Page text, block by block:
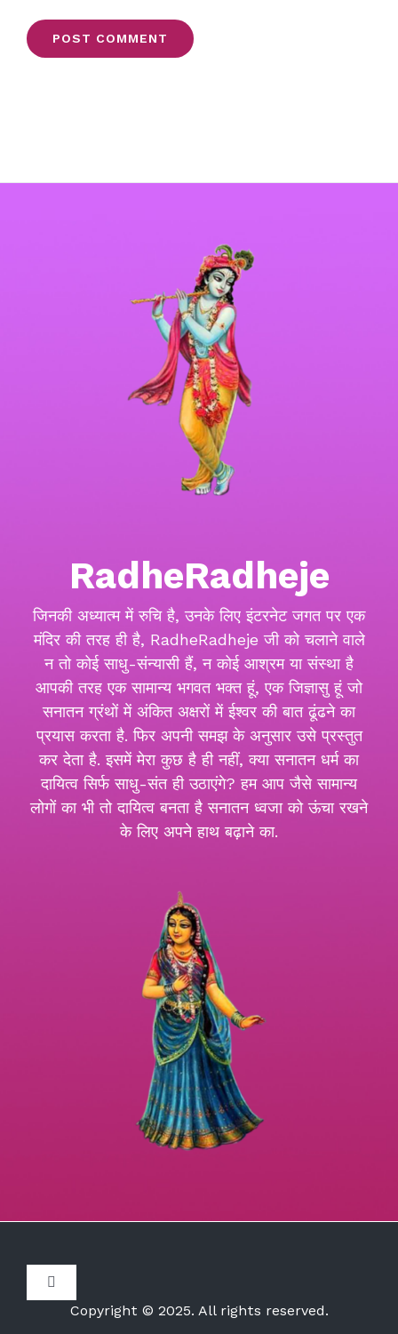
RadheRadheje
जिनकी अध्यात्म में रुचि है, उनके लिए इंटरनेट जगत पर एक
मंदिर की तरह ही है, RadheRadheje जी को चलाने वाले
न तो कोई साधु-संन्यासी हैं, न कोई आश्रम या संस्था है
आपकी तरह एक सामान्य भगवत भक्त हूं, एक जिज्ञासु हूं जो
सनातन ग्रंथों में अंकित अक्षरों में ईश्वर की बात ढूंढने का
प्रयास करता है. फिर अपनी समझ के अनुसार उसे प्रस्तुत
कर देता है. इसमें मेरा कुछ है ही नहीं, क्या सनातन धर्म का
दायित्व सिर्फ साधु-संत ही उठाएंगे? हम आप जैसे सामान्य
लोगों का भी तो दायित्व बनता है सनातन ध्वजा को ऊंचा रखने
के लिए अपने हाथ बढ़ाने का.
Toggle
Navigation
Copyright © 2025. All rights reserved.